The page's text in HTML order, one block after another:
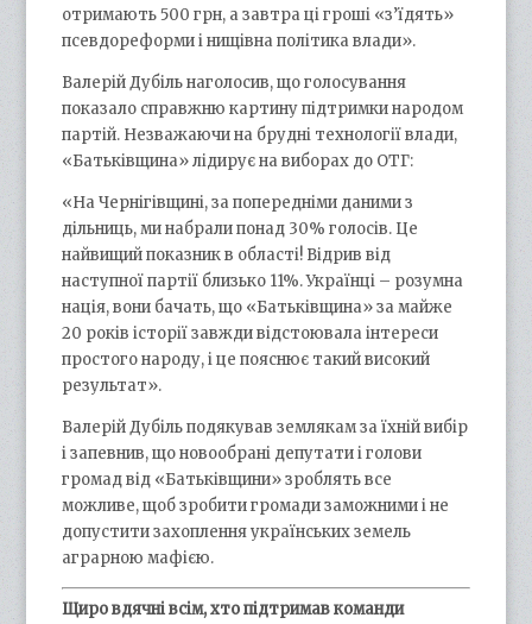
отримають 500 грн, а завтра ці гроші «з’їдять»
псевдореформи і нищівна політика влади».
Валерій Дубіль наголосив, що голосування
показало справжню картину підтримки народом
партій. Незважаючи на брудні технології влади,
«Батьківщина» лідирує на виборах до ОТГ:
«На Чернігівщині, за попередніми даними з
дільниць, ми набрали понад 30% голосів. Це
найвищий показник в області! Відрив від
наступної партії близько 11%. Українці – розумна
нація, вони бачать, що «Батьківщина» за майже
20 років історії завжди відстоювала інтереси
простого народу, і це пояснює такий високий
результат».
Валерій Дубіль подякував землякам за їхній вибір
і запевнив, що новообрані депутати і голови
громад від «Батьківщини» зроблять все
можливе, щоб зробити громади заможними і не
допустити захоплення українських земель
аграрною мафією.
Щиро вдячні всім, хто підтримав команди